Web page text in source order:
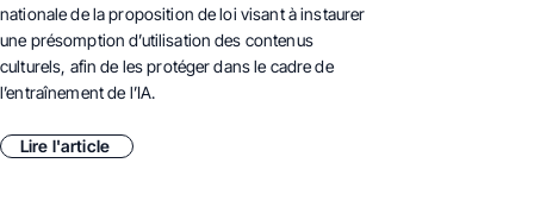
nationale de la proposition de loi visant à instaurer
une présomption d’utilisation des contenus
culturels, afin de les protéger dans le cadre de
l’entraînement de l’IA.
Lire l'article